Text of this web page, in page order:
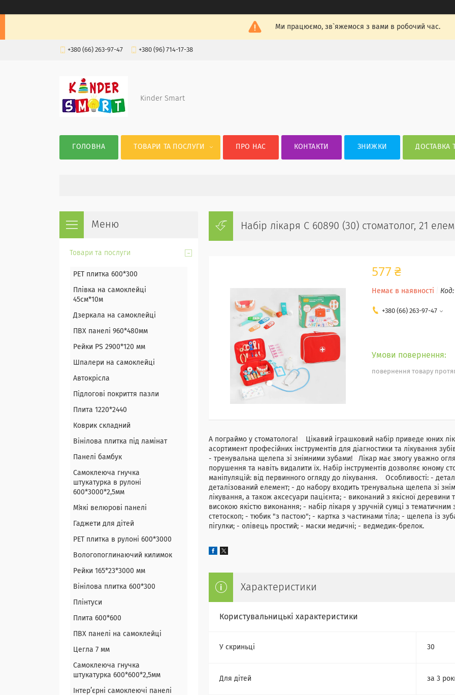
Ми працюємо, зв`яжемося з вами в робочий час.
+380 (66) 263-97-47 +380 (96) 714-17-38
Kinder Smart
ГОЛОВНА ТОВАРИ ТА ПОСЛУГИ ПРО НАС КОНТАКТИ ЗНИЖКИ ДОСТАВКА
Набір лікаря C 60890 (30) стоматолог, 21
577 ₴
Немає в наявності
+380 (66) 263-97-47
повернення товару
А пограймо у стоматолога! Цікавий іграшковий набір приведе юних
асортимент професійних інструментів для діагностики та лікування
- тренувальна щелепа зі знімними зубами! Лікар має змогу уважно
порушення та навіть видалити їх. Набір інструментів дозволяє юному
маніпуляцій: від первинного огляду до лікування. Особливості: -
деталізований елемент; - до набору входить тренувальна щелепа зі
лікування, а також аксесуари пацієнта; - виконаний з якісної деревини
високою якістю виконання; - набір лікаря у зручній сумці з
стетоскоп; - тюбик "з пастою"; - картка з частинами тіла; - щелепа із
пігулки; - олівець простий; - маски медичні; - ведмедик-брелок.
Характеристики
Користувальницькі характеристики
У скриньці 30
Для дітей за 3
Товари та послуги
PET плитка 600*300
Плівка на самоклейці
45см*10м
Дзеркала на самоклейці
ПВХ панелі 960*480мм
Рейки PS 2900*120 мм
Шпалери на самоклейці
Автокрісла
Підлогові покриття пазли
Плита 1220*2440
Коврик складний
Вінілова плитка під ламінат
Панелі бамбук
Самоклеюча гнучка
штукатурка в рулоні
600*3000*2,5мм
Мʼякі велюрові панелі
Гаджети для дітей
PET плитка в рулоні 600*3000
Вологопоглинаючий килимок
Рейки 165*23*3000 мм
Вінілова плитка 600*300
Плінтуси
Плита 600*600
ПВХ панелі на самоклейці
Цегла 7 мм
Самоклеюча гнучка
штукатурка 600*600*2,5мм
Інтер’єрні самоклеючі панелі